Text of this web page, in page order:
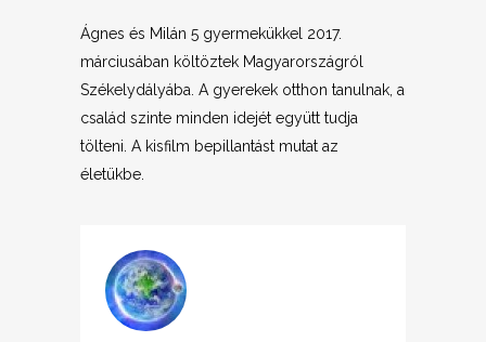
Ágnes és Milán 5 gyermekükkel 2017.
márciusában költöztek Magyarországról
Székelydályába. A gyerekek otthon tanulnak, a
család szinte minden idejét együtt tudja
tölteni. A kisfilm bepillantást mutat az
életükbe.